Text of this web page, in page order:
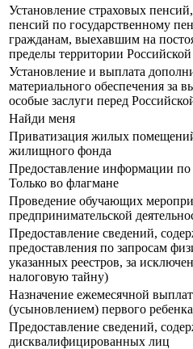
Установление страховых
пенсий по государственному
гражданам, выехавшим на
пределы территории
Установление и выплата
материального обеспечения за
особые заслуги перед
Найди меня
Приватизация жилых
жилищного фонда
Предоставление информации по
Только во флагмане
Проведение обучающих
предпринимательской
Предоставление сведений,
предоставления по запросам
указанных реестров, за
налоговую тайну)
Назначение ежемесячной
(усыновлением) первого ребенка
Предоставление сведений,
дисквалифицированных лиц